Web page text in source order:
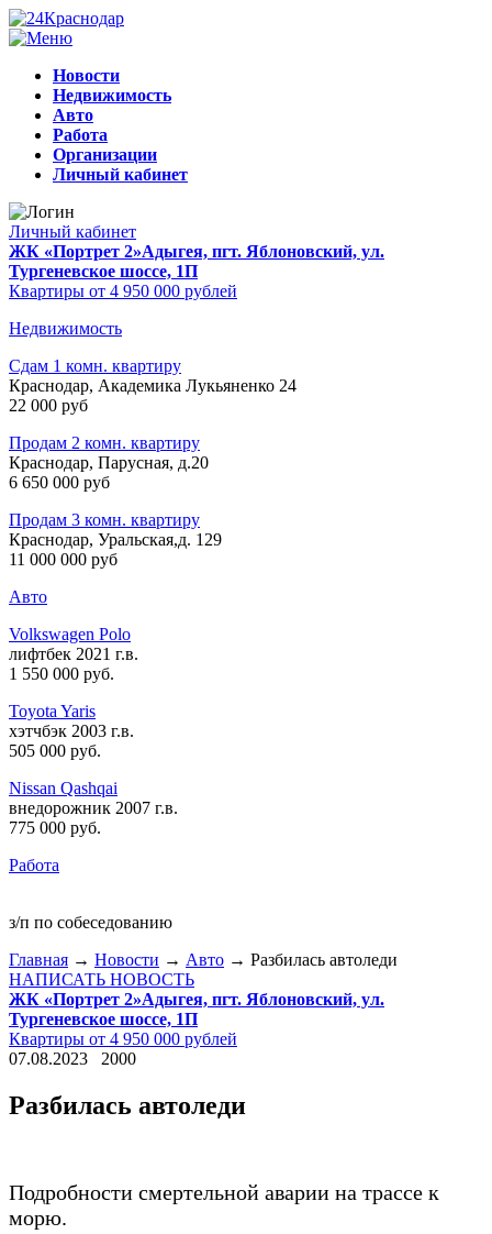
Новости
Недвижимость
Авто
Работа
Организации
Личный кабинет
Личный кабинет
ЖК «Портрет 2»Адыгея, пгт. Яблоновский, ул.
Тургеневское шоссе, 1П
Квартиры от 4 950 000 рублей
Недвижимость
Сдам 1 комн. квартиру
Краснодар, Академика Лукьяненко 24
22 000 руб
Продам 2 комн. квартиру
Краснодар, Парусная, д.20
6 650 000 руб
Продам 3 комн. квартиру
Краснодар, Уральская,д. 129
11 000 000 руб
Авто
Volkswagen Polo
лифтбек 2021 г.в.
1 550 000 руб.
Toyota Yaris
хэтчбэк 2003 г.в.
505 000 руб.
Nissan Qashqai
внедорожник 2007 г.в.
775 000 руб.
Работа
з/п по собеседованию
Главная → Новости → Авто → Разбилась автоледи
НАПИСАТЬ НОВОСТЬ
ЖК «Портрет 2»Адыгея, пгт. Яблоновский, ул.
Тургеневское шоссе, 1П
Квартиры от 4 950 000 рублей
07.08.2023
2000
Разбилась автоледи
Подробности смертельной аварии на трассе к
морю.